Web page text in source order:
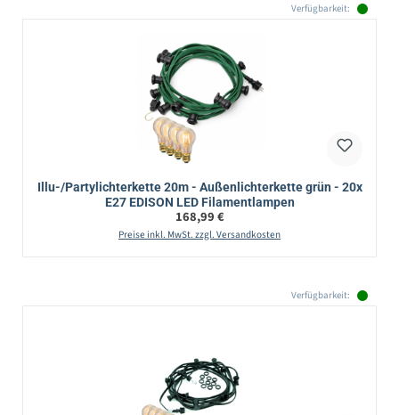
Verfügbarkeit:
Illu-/Partylichterkette 20m - Außenlichterkette grün - 20x
E27 EDISON LED Filamentlampen
Regulärer Preis:
168,99 €
Preise inkl. MwSt. zzgl. Versandkosten
Verfügbarkeit: